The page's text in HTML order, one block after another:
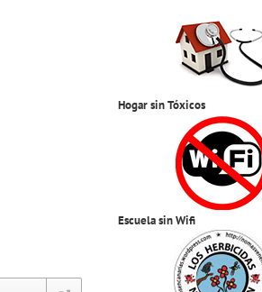
Hogar sin Tóxicos
Escuela sin Wifi